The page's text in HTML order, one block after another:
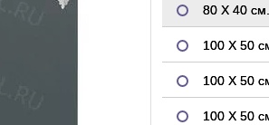
80 Х 40 см.
100 Х 50
100 Х 50
100 Х 50